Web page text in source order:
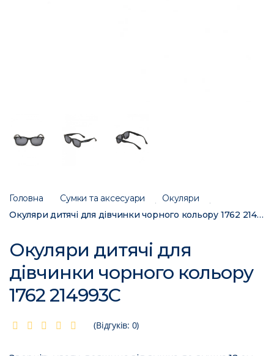
Головна Сумки та аксесуари
Окуляри
Окуляри дитячі для дівчинки чорного кольору 1762 214993C
Окуляри дитячі для
дівчинки чорного кольору
1762 214993C
(Відгуків: 0)